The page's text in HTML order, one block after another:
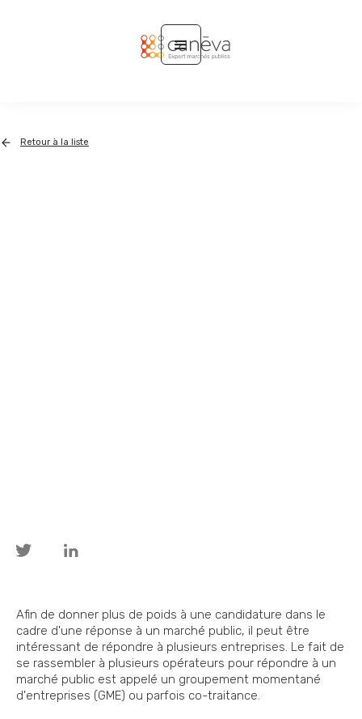
Retour à la liste
Afin de donner plus de poids à une candidature dans le
cadre d'une réponse à un marché public, il peut être
intéressant de répondre à plusieurs entreprises. Le fait de
se rassembler à plusieurs opérateurs pour répondre à un
marché public est appelé un groupement momentané
d'entreprises (GME) ou parfois co-traitance.